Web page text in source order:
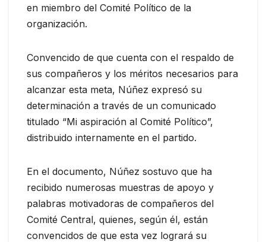
en miembro del Comité Político de la
organización.
Convencido de que cuenta con el respaldo de
sus compañeros y los méritos necesarios para
alcanzar esta meta, Núñez expresó su
determinación a través de un comunicado
titulado “Mi aspiración al Comité Político”,
distribuido internamente en el partido.
En el documento, Núñez sostuvo que ha
recibido numerosas muestras de apoyo y
palabras motivadoras de compañeros del
Comité Central, quienes, según él, están
convencidos de que esta vez logrará su